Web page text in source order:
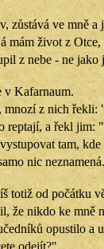
zůstává ve mně a
mám život z
z nebe - ne
v Kafarnaum.
z nich řekli:
reptají, a řekl jim:
tam,
nic
totiž od počátku
že nikdo ke mně
opustilo a